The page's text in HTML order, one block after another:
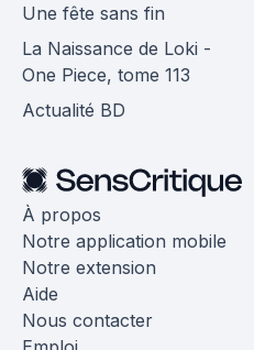
Une fête sans fin
La Naissance de Loki -
One Piece, tome 113
Actualité BD
À propos
Notre application mobile
Notre extension
Aide
Nous contacter